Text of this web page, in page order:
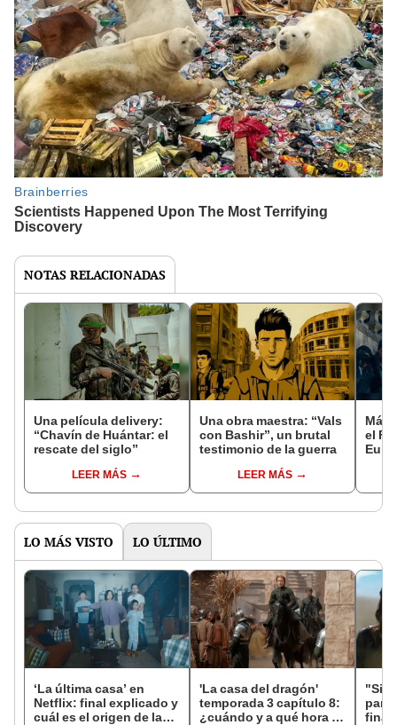
NOTAS RELACIONADAS
Una película delivery:
“Chavín de Huántar: el
rescate del siglo”
LEER MÁS
Una obra maestra: “Vals
con Bashir”, un brutal
testimonio de la guerra
LEER MÁS
Más
el
LO MÁS VISTO LO ÚLTIMO
‘La última casa’ en
Netflix: final explicado y
cuál es el origen de las
'La casa del dragón'
temporada 3 capítulo 8:
¿cuándo y a qué hora se
"Sin
final